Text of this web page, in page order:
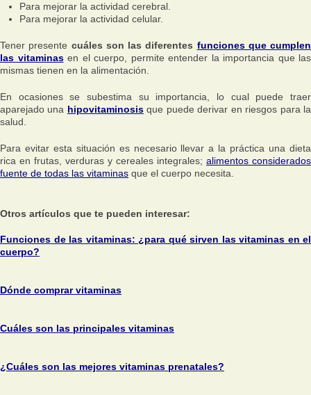
Para mejorar la actividad cerebral.
Para mejorar la actividad celular.
Tener presente cuáles son las diferentes funciones que cumplen
las vitaminasen el cuerpo, permite entender la importancia que las
mismas tienen en la alimentación.
En ocasiones se subestima su importancia, lo cual puede traer
aparejado una hipovitaminosisque puede derivar en riesgos para la
salud.
Para evitar esta situación es necesario llevar a la práctica una dieta
rica en frutas, verduras y cereales integrales; alimentos considerados
fuente de todas las vitaminas que el cuerpo necesita.
Otros artículos que te pueden interesar:
Funciones de las vitaminas: ¿para qué sirven las vitaminas en el
cuerpo?
Dónde comprar vitaminas
Cuáles son las principales vitaminas
¿Cuáles son las mejores vitaminas prenatales?